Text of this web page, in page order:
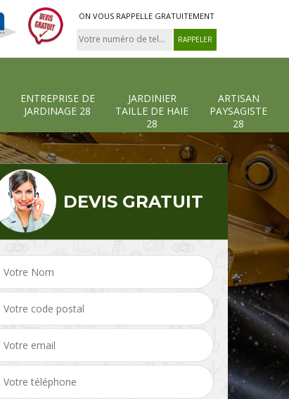
ON VOUS RAPPELLE GRATUITEMENT
ENTREPRISE DE
JARDINAGE 28
JARDINIER
TAILLE DE HAIE
28
ARTISAN
PAYSAGISTE
28
Entreprise abattage Entreprise de
jardinage 28
DEVIS GRATUIT